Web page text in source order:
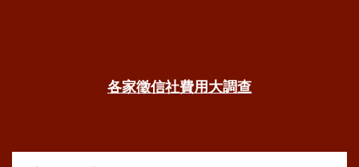
各家徵信社費用大調查